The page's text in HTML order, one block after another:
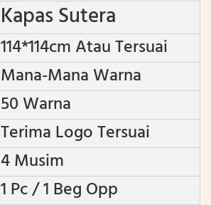
Kapas Sutera
114*114cm Atau Tersuai
Mana-Mana Warna
50 Warna
Terima Logo Tersuai
4 Musim
1 Pc / 1 Beg Opp